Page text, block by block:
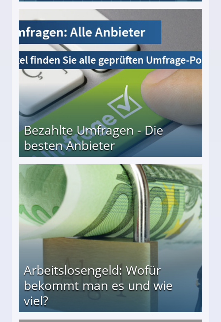
Bezahlte Umfragen - Die
besten Anbieter
Arbeitslosengeld: Wofür
bekommt man es und wie
viel?